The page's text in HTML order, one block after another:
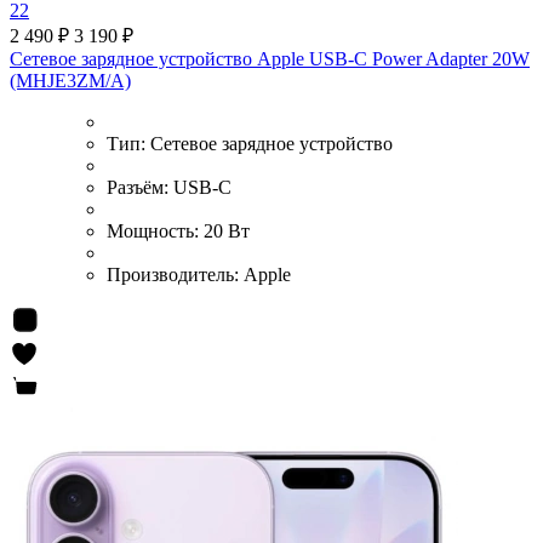
22
2 490 ₽ 3 190 ₽
Сетевое зарядное устройство Apple USB-C Power Adapter 20W
(MHJE3ZM/A)
Тип: Сетевое зарядное устройство
Разъём: USB-C
Мощность: 20 Вт
Производитель: Apple